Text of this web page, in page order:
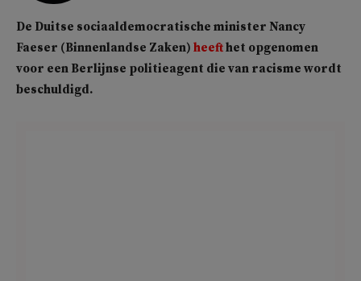
De Duitse sociaaldemocratische minister Nancy
Faeser (Binnenlandse Zaken) heefthet opgenomen
voor een Berlijnse politieagent die van racisme wordt
beschuldigd.